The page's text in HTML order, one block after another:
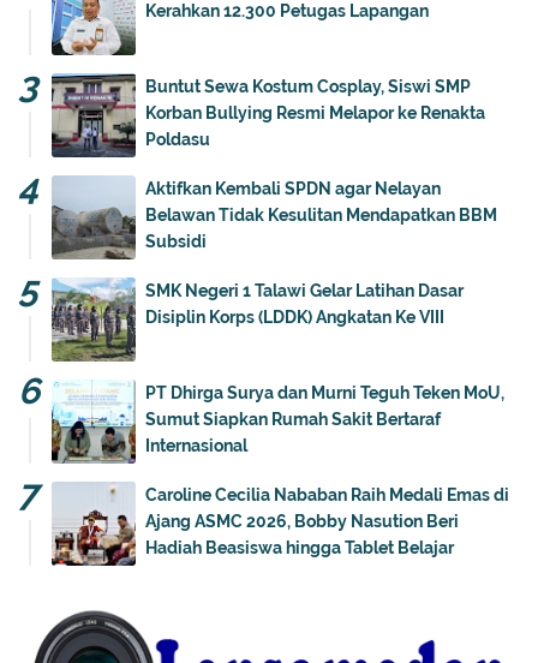
Kerahkan 12.300 Petugas Lapangan
Buntut Sewa Kostum Cosplay, Siswi SMP
Korban Bullying Resmi Melapor ke Renakta
Poldasu
Aktifkan Kembali SPDN agar Nelayan
Belawan Tidak Kesulitan Mendapatkan BBM
Subsidi
SMK Negeri 1 Talawi Gelar Latihan Dasar
Disiplin Korps (LDDK) Angkatan Ke VIII
PT Dhirga Surya dan Murni Teguh Teken MoU,
Sumut Siapkan Rumah Sakit Bertaraf
Internasional
Caroline Cecilia Nababan Raih Medali Emas di
Ajang ASMC 2026, Bobby Nasution Beri
Hadiah Beasiswa hingga Tablet Belajar